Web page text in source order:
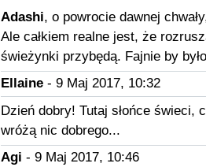
Adashi, o powrocie dawnej
Ale całkiem realne jest, że
świeżynki przybędą. Fajnie by
Ellaine- 9 Maj 2017, 10:32
Dzień dobry! Tutaj słońce świeci,
wróżą nic dobrego...
Agi - 9 Maj 2017, 10:46